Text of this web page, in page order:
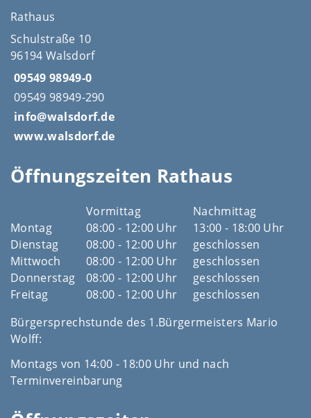
Rathaus
Schulstraße 10
96194 Walsdorf
09549 98949-0
09549 98949-290
info@walsdorf.de
www.walsdorf.de
Öffnungszeiten Rathaus
Vormittag
Nachmittag
Montag
08:00 - 12:00 Uhr
13:00 - 18:00 Uhr
Dienstag
08:00 - 12:00 Uhr
geschlossen
Mittwoch
08:00 - 12:00 Uhr
geschlossen
Donnerstag
08:00 - 12:00 Uhr
geschlossen
Freitag
08:00 - 12:00 Uhr
geschlossen
Bürgersprechstunde des 1.Bürgermeisters Mario
Wolff:
Montags von 14:00 - 18:00 Uhr und nach
Terminvereinbarung